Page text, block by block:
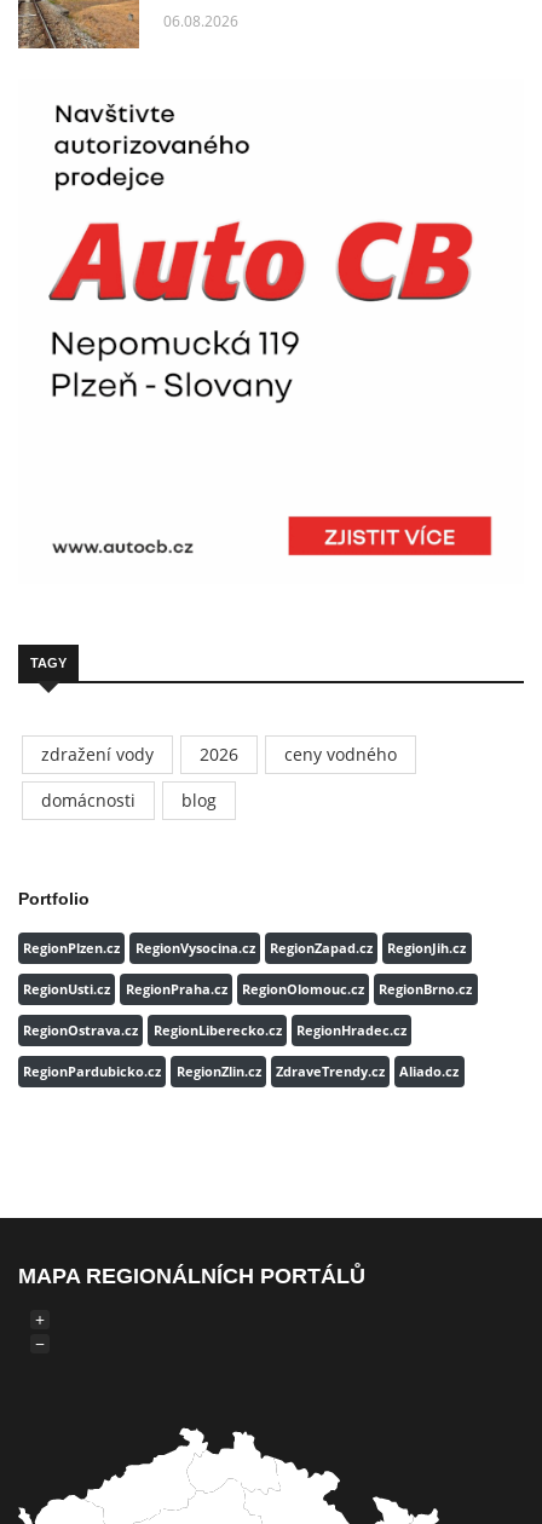
06.08.2026
TAGY
zdražení vody 2026
ceny vodného
domácnosti
blog
Portfolio
RegionPlzen.cz RegionVysocina.cz RegionZapad.cz RegionJih.cz
RegionUsti.cz RegionPraha.cz RegionOlomouc.cz RegionBrno.cz
RegionOstrava.cz RegionLiberecko.cz RegionHradec.cz
RegionPardubicko.cz RegionZlin.cz ZdraveTrendy.cz Aliado.cz
MAPA REGIONÁLNÍCH PORTÁLŮ
+
−